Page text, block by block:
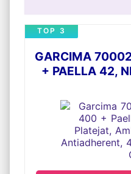
GARCIMA
+ PAELLA 42,
TOP 3